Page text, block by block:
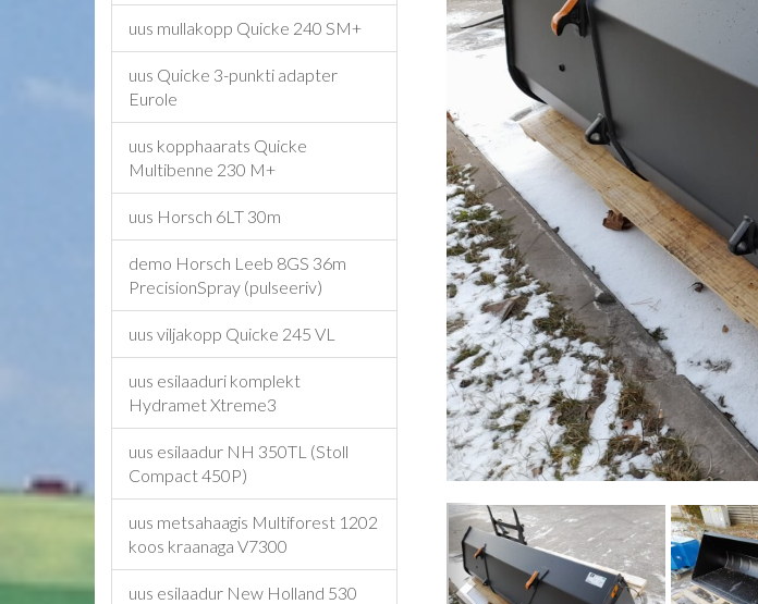
uus mullakopp Quicke 240 SM+
uus Quicke 3-punkti adapter
Eurole
uus kopphaarats Quicke
Multibenne 230 M+
uus Horsch 6LT 30m
demo Horsch Leeb 8GS 36m
PrecisionSpray (pulseeriv)
uus viljakopp Quicke 245 VL
uus esilaaduri komplekt
Hydramet Xtreme3
uus esilaadur NH 350TL (Stoll
Compact 450P)
uus metsahaagis Multiforest 1202
koos kraanaga V7300
uus esilaadur New Holland 530